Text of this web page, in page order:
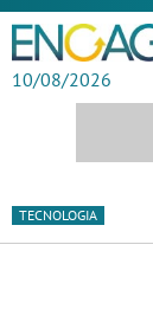
10/08/2026
TECNOLOGIA